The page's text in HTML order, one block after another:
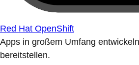
Red Hat OpenShift
Apps in großem Umfang
bereitstellen.